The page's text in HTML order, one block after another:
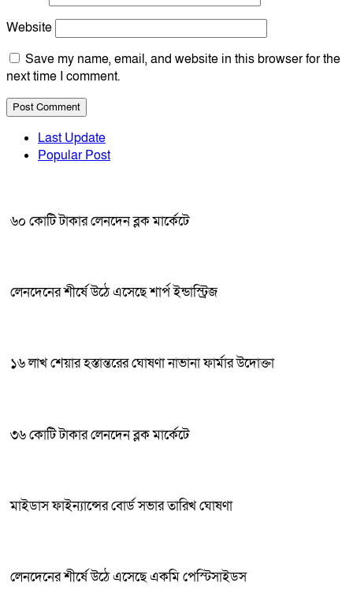
Website
Save my name, email, and website in this browser for the
next time I comment.
Last Update
Popular Post
৬০ কোটি টাকার লেনদেন ব্লক মার্কেটে
লেনদেনের শীর্ষে উঠে এসেছে শার্প ইন্ডাস্ট্রিজ
১৬ লাখ শেয়ার হস্তান্তরের ঘোষণা নাভানা ফার্মার উদোক্তা
৩৬ কোটি টাকার লেনদেন ব্লক মার্কেটে
মাইডাস ফাইন্যান্সের বোর্ড সভার তারিখ ঘোষণা
লেনদেনের শীর্ষে উঠে এসেছে একমি পেস্টিসাইডস